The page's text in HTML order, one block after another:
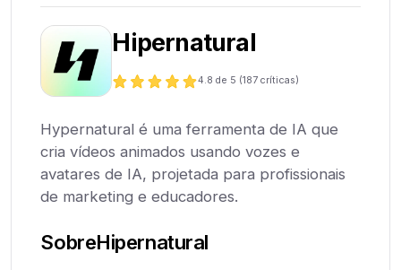
Hipernatural
4.8 de 5 (187 críticas)
Hypernatural é uma ferramenta de IA que
cria vídeos animados usando vozes e
avatares de IA, projetada para profissionais
de marketing e educadores.
SobreHipernatural